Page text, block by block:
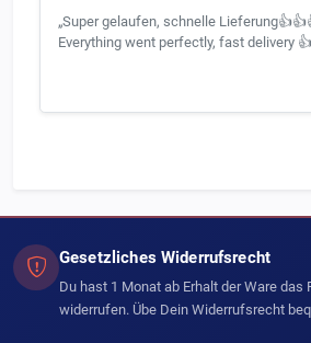
„Super gelaufen, schnelle
Everything went perfectly, fast delivery
Gesetzliches Widerrufsrecht
Du hast 1 Monat ab Erhalt der Ware das
widerrufen. Übe Dein Widerrufsrecht